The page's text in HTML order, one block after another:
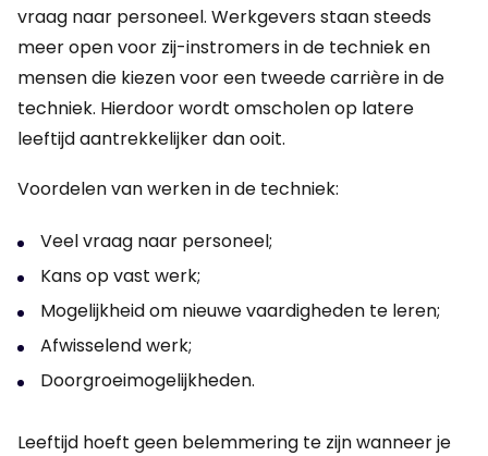
vraag naar personeel. Werkgevers staan steeds
meer open voor zij-instromers in de techniek en
mensen die kiezen voor een tweede carrière in de
techniek. Hierdoor wordt omscholen op latere
leeftijd aantrekkelijker dan ooit.
Voordelen van werken in de techniek:
Veel vraag naar personeel;
Kans op vast werk;
Mogelijkheid om nieuwe vaardigheden te leren;
Afwisselend werk;
Doorgroeimogelijkheden.
Leeftijd hoeft geen belemmering te zijn wanneer je